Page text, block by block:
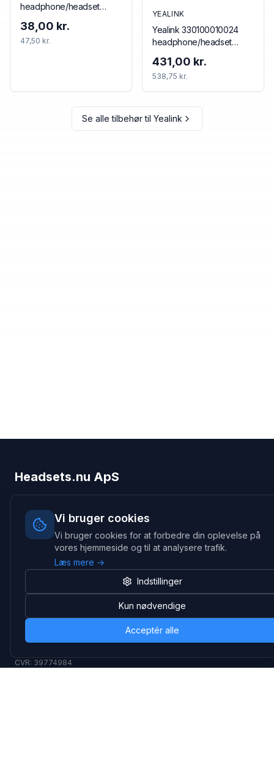
Vi bruger cookies
Vi bruger cookies for at forbedre din oplevelse på
vores hjemmeside og til at analysere trafik.
Læs mere →
Indstillinger
Kun nødvendige
Acceptér alle
headphone/headset
set
38,00 kr.
47,50 kr.
YEALINK
Yealink 330100010024
headphone/headset
set
431,00 kr.
538,75 kr.
Se alle tilbehør til Yealink
Headsets.nu ApS
kommunikations- & special løsninger til B2B er vi en af de
største leverandører på markedet
Hovedkontor
Gammel Klausdalsbrovej 493, 2730 Herlev
Strevelinsvej 20, 7000 Fredericia
salg@headsets.nu
CVR: 39774984